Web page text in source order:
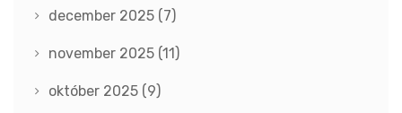
december 2025 (7)
november 2025 (11)
október 2025 (9)